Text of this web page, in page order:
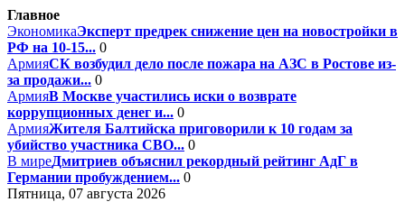
Главное
ЭкономикаЭксперт предрек снижение цен на новостройки в
РФ на 10-15... 0
АрмияСК возбудил дело после пожара на АЗС в Ростове из-
за продажи... 0
АрмияВ Москве участились иски о возврате
коррупционных денег и... 0
АрмияЖителя Балтийска приговорили к 10 годам за
убийство участника СВО... 0
В миреДмитриев объяснил рекордный рейтинг АдГ в
Германии пробуждением... 0
Пятница, 07 августа 2026